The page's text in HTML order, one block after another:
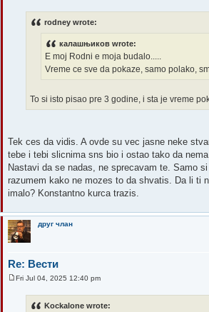
rodney wrote:
калашњиков wrote:
E moj Rodni e moja budalo.....
Vreme ce sve da pokaze, samo polako,
To si isto pisao pre 3 godine, i sta je vreme
Tek ces da vidis. A ovde su vec jasne neke
tebe i tebi slicnima sns bio i ostao tako da
Nastavi da se nadas, ne sprecavam te. Samo
razumem kako ne mozes to da shvatis. Da li ti
imalo? Konstantno kurca trazis.
друг члан
Re: Вести
Fri Jul 04, 2025 12:40 pm
Kockalone wrote: